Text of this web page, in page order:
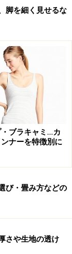
脚を細く見せるな
ブラキャミ…カ
ナーを特徴別に
び・畳み方などの
さや生地の透け